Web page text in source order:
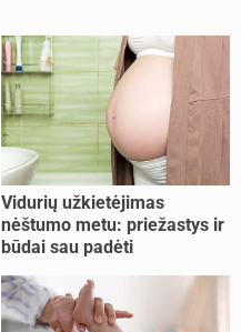
Vidurių užkietėjimas
nėštumo metu: priežastys ir
būdai sau padėti